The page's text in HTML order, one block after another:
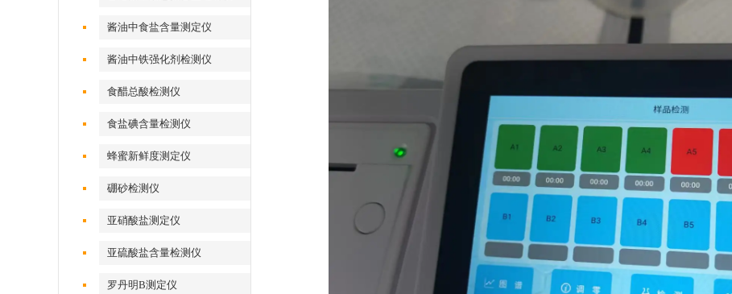
酱油中食盐含量测定仪
酱油中铁强化剂检测仪
食醋总酸检测仪
食盐碘含量检测仪
蜂蜜新鲜度测定仪
硼砂检测仪
亚硝酸盐测定仪
亚硫酸盐含量检测仪
罗丹明B测定仪